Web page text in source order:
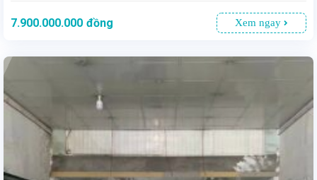
7.900.000.000 đồng Xem ngay